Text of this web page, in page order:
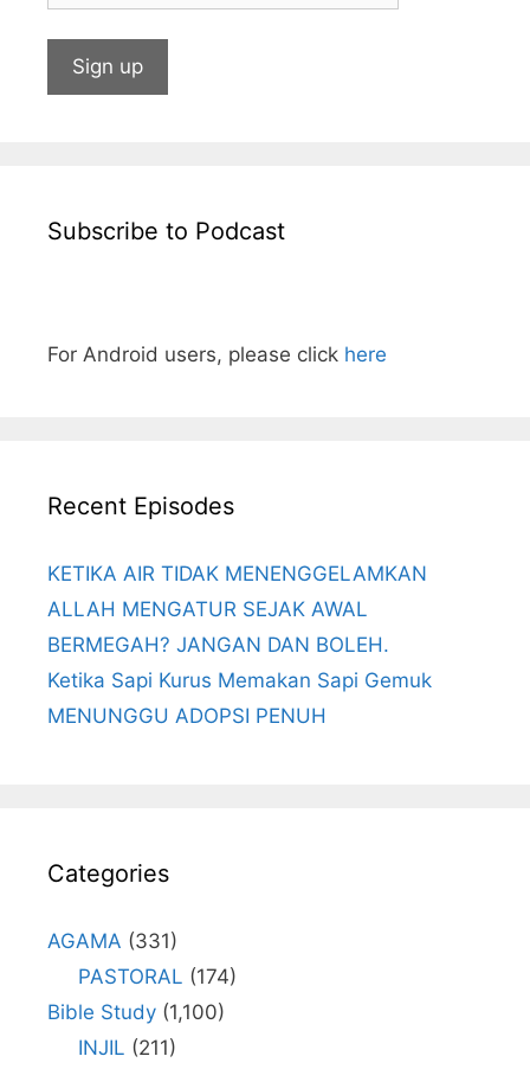
Subscribe to Podcast
For Android users, please click here
Recent Episodes
KETIKA AIR TIDAK MENENGGELAMKAN
ALLAH MENGATUR SEJAK AWAL
BERMEGAH? JANGAN DAN BOLEH.
Ketika Sapi Kurus Memakan Sapi Gemuk
MENUNGGU ADOPSI PENUH
Categories
AGAMA (331)
PASTORAL (174)
Bible Study (1,100)
INJIL (211)